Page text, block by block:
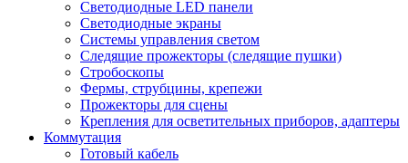
Светодиодные LED панели
Светодиодные экраны
Системы управления светом
Следящие прожекторы (следящие пушки)
Стробоскопы
Фермы, струбцины, крепежи
Прожекторы для сцены
Крепления для осветительных приборов, адаптеры
Коммутация
Готовый кабель